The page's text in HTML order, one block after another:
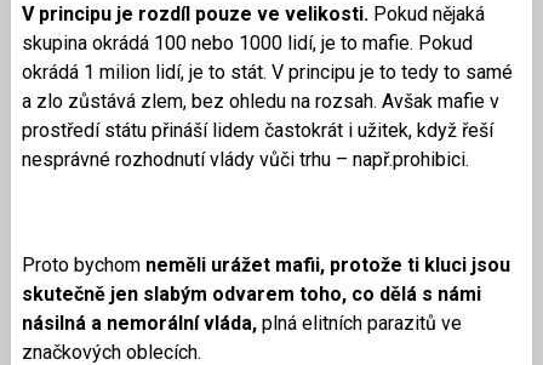
V principu je rozdíl pouze ve velikosti. Pokud nějaká
skupina okrádá 100 nebo 1000 lidí, je to mafie. Pokud
okrádá 1 milion lidí, je to stát. V principu je to tedy to samé
a zlo zůstává zlem, bez ohledu na rozsah. Avšak mafie v
prostředí státu přináší lidem častokrát i užitek, když řeší
nesprávné rozhodnutí vlády vůči trhu – např.prohibici.
Proto bychomneměli urážet mafii, protože ti kluci jsou
skutečně jen slabým odvarem toho, co dělá s námi
násilná a nemorální vláda,plná elitních parazitů ve
značkových oblecích.